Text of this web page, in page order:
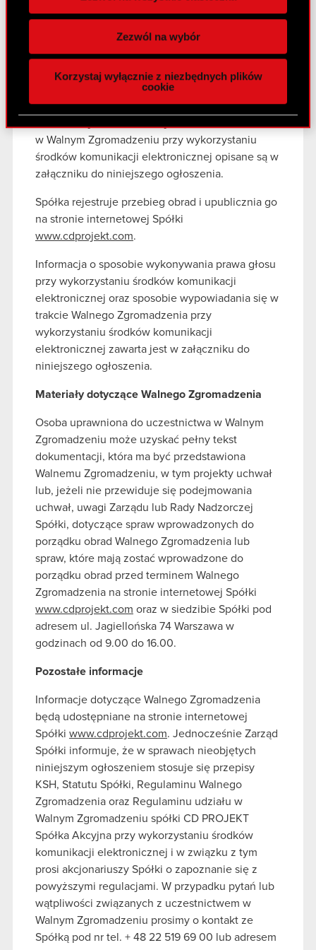
Wykorzystujemy pliki cookie do
funkcje społecznościowe i analizować ruch w
naszej witrynie. Informacje o tym, jak korzystasz
z naszej witryny, udostępniamy partnerom
Partnerzy mogą połączyć te informacje z innymi
danymi otrzymanymi od Ciebie lub uzyskanymi
podczas korzystania z ich usług. Kontynuując
korzystanie z naszej witryny, zgadasz się na
używanie plików cookie.
Zezwól na wybór
Korzystaj wyłącznie z niezbędnych plików
cookie
Zgromadzeniu przy wykorzystaniu środków
komunikacji elektronicznej
Akcjonariusze mogą uczestniczyć w Walnym
Zgromadzeniu przy wykorzystaniu środków
w Walnym Zgromadzeniu przy wykorzystaniu
środków komunikacji elektronicznej opisane są w
załączniku do niniejszego ogłoszenia.
Spółka rejestruje przebieg obrad i upublicznia go
na stronie internetowej Spółki
www.cdprojekt.com.
Informacja o sposobie wykonywania prawa głosu
przy wykorzystaniu środków komunikacji
elektronicznej oraz sposobie wypowiadania się w
trakcie Walnego Zgromadzenia przy
wykorzystaniu środków komunikacji
elektronicznej zawarta jest w załączniku do
niniejszego ogłoszenia.
Materiały dotyczące Walnego Zgromadzenia
Osoba uprawniona do uczestnictwa w Walnym
Zgromadzeniu może uzyskać pełny tekst
dokumentacji, która ma być przedstawiona
Walnemu Zgromadzeniu, w tym projekty uchwał
lub, jeżeli nie przewiduje się podejmowania
uchwał, uwagi Zarządu lub Rady Nadzorczej
Spółki, dotyczące spraw wprowadzonych do
porządku obrad Walnego Zgromadzenia lub
spraw, które mają zostać wprowadzone do
porządku obrad przed terminem Walnego
Zgromadzenia na stronie internetowej Spółki
www.cdprojekt.com oraz w siedzibie Spółki pod
adresem ul. Jagiellońska 74 Warszawa w
godzinach od 9.00 do 16.00.
Pozostałe informacje
Informacje dotyczące Walnego Zgromadzenia
będą udostępniane na stronie internetowej
Spółki www.cdprojekt.com. Jednocześnie Zarząd
Spółki informuje, że w sprawach nieobjętych
niniejszym ogłoszeniem stosuje się przepisy
KSH, Statutu Spółki, Regulaminu Walnego
Zgromadzenia oraz Regulaminu udziału w
Walnym Zgromadzeniu spółki CD PROJEKT
Spółka Akcyjna przy wykorzystaniu środków
komunikacji elektronicznej i w związku z tym
prosi akcjonariuszy Spółki o zapoznanie się z
powyższymi regulacjami. W przypadku pytań lub
wątpliwości związanych z uczestnictwem w
Walnym Zgromadzeniu prosimy o kontakt ze
Spółką pod nr tel. + 48 22 519 69 00 lub adresem